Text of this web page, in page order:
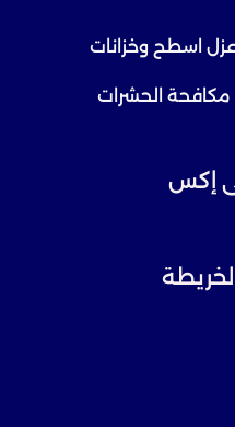
اسطح وخزانات
مكافحة الحشرات
إكس